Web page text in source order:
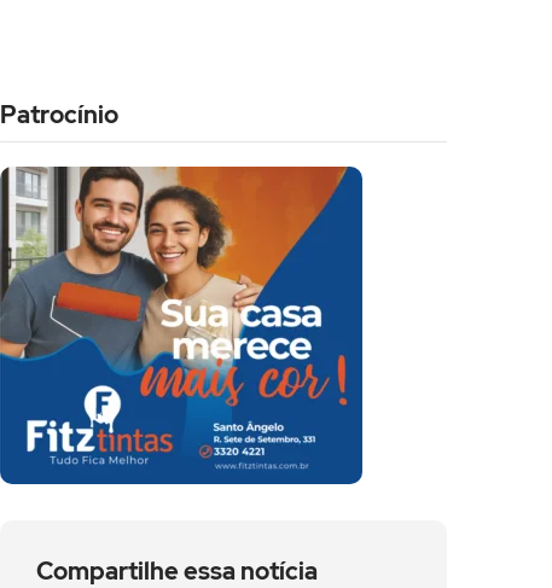
Patrocínio
Compartilhe essa notícia